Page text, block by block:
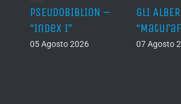
PSEUDOBIBLION –
“Index I”
05 Agosto 2026
GLI
07 Agosto